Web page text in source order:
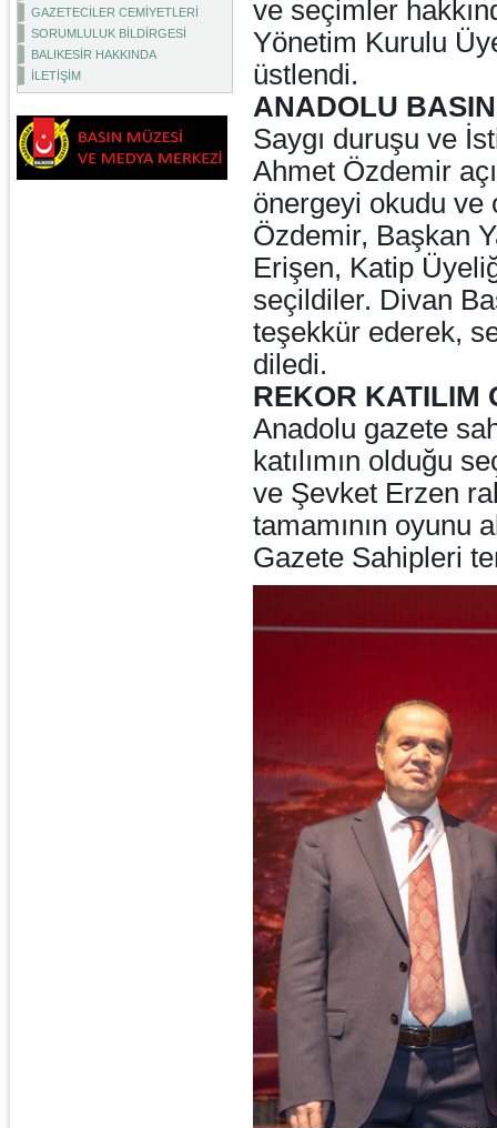
GAZETECİLER CEMİYETLERİ
SORUMLULUK BİLDİRGESİ
BALIKESİR HAKKINDA
İLETİŞİM
ve seçimler
Yönetim Kurulu
üstlendi.
ANADOLU
Saygı duruşu ve
Ahmet Özdemir
önergeyi okudu ve
Özdemir, Başkan
Erişen, Katip
seçildiler. Divan
teşekkür ederek,
diledi.
REKOR KATILIM
Anadolu gazete
katılımın olduğu
ve Şevket Erzen
tamamının oyunu
Gazete Sahipleri